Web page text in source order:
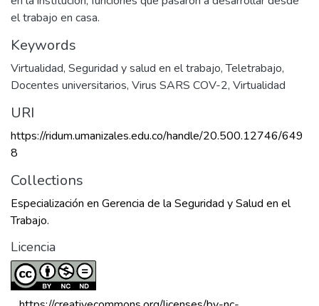
el trabajo en casa.
Keywords
Virtualidad, Seguridad y salud en el trabajo,Teletrabajo,
Docentes universitarios, Virus SARS COV-2, Virtualidad
URI
https://ridum.umanizales.edu.co/handle/20.500.12746/649
8
Collections
Especialización en Gerencia de la Seguridad y Salud en el
Trabajo.
Licencia